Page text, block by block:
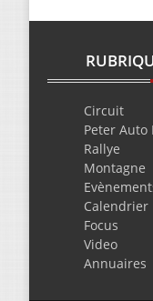
Circuit
Peter Auto
Rallye
Montagne
Calendrier
Focus
Video
Annuaires